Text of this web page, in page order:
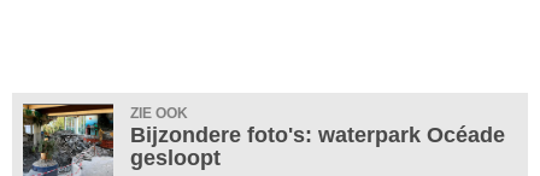
ZIE OOK
Bijzondere foto's: waterpark Océade
gesloopt